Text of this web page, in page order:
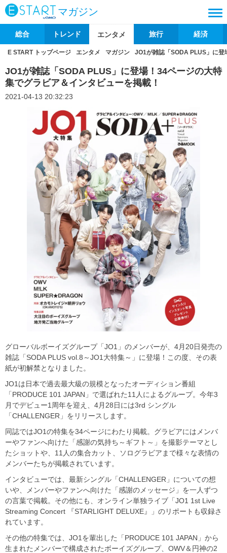
マガジン
総合 トレンド エンタメ 旅行 経済
E START トップページ エンタメ マガジン JO1が雑誌「SODA PLUS」に登
JO1が雑誌「SODA PLUS」に登場！34ページの大特
集でグラビア＆インタビューを掲載！
2021-04-13 20:32:23
グローバルボーイズグループ「JO1」のメンバーが、4月20日発売の
雑誌「SODA PLUS vol.8～JO1大特集～」に登場！この度、その表
紙が初解禁となりました。
JO1は日本で過去最大級の規模となったオーディション番組
「PRODUCE 101 JAPAN」で選ばれた11人によるグループ。今年3
月でデビュー1周年を迎え、4月28日には3rd シングル
「CHALLENGER」をリリースします。
同誌ではJO1の特集を34ページにわたり掲載。グラビアにはメンバ
ーやファンへ向けた「感謝の気持ち～ギフト～」を撮影テーマとし
たショットや、11人の集合カット、ソログラビアまで様々な表情の
メンバーたちが掲載されています。
インタビューでは、最新シングル「CHALLENGER」についての想
いや、メンバーやファンへ向けた「感謝のメッセージ」を一人ずつ
の言葉で掲載。その他にも、オンライン単独ライブ「JO1 1st Live
Streaming Concert 『STARLIGHT DELUXE』」のリポートも収録さ
れています。
その他の特集では、JO1を輩出した「PRODUCE 101 JAPAN」から
生まれたメンバーで構成されたボーイズグループ、OWV＆円神の2